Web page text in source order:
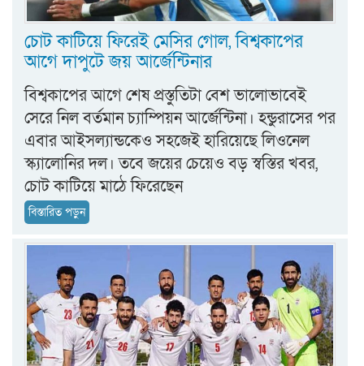
চোট কাটিয়ে ফিরেই মেসির গোল, বিশ্বকাপের
আগে দাপুটে জয় আর্জেন্টিনার
বিশ্বকাপের আগে শেষ প্রস্তুতিটা বেশ ভালোভাবেই
সেরে নিল বর্তমান চ্যাম্পিয়ন আর্জেন্টিনা। হন্ডুরাসের পর
এবার আইসল্যান্ডকেও সহজেই হারিয়েছে লিওনেল
স্ক্যালোনির দল। তবে জয়ের চেয়েও বড় স্বস্তির খবর,
চোট কাটিয়ে মাঠে ফিরেছেন
বিস্তারিত পড়ুন